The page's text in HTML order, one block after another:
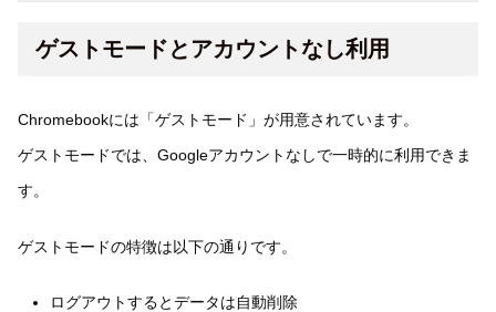
ゲストモードとアカウントなし利用
Chromebookには「ゲストモード」が用意されています。
ゲストモードでは、Googleアカウントなしで一時的に利用できま
す。
ゲストモードの特徴は以下の通りです。
ログアウトするとデータは自動削除